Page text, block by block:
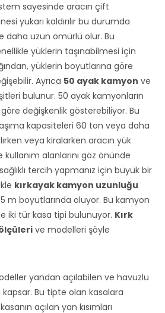
sayesinde aracın çift
yukarı kaldırılır bu durumda
daha uzun ömürlü olur. Bu
yüklerin taşınabilmesi için
yüklerin boyutlarına göre
Ayrıca 50 ayak kamyon ve
bulunur. 50 ayak kamyonların
değişkenlik gösterebiliyor. Bu
kapasiteleri 60 ton veya daha
veya kiralarken aracın yük
alanlarını göz önünde
tercih yapmanız için büyük bir
kırkayak kamyon uzunluğu
m boyutlarında oluyor. Bu kamyon
iki tür kasa tipi bulunuyor. Kırk
ve modelleri şöyle
yandan açılabilen ve havuzlu
Bu tipte olan kasalara
açılan yan kısımları